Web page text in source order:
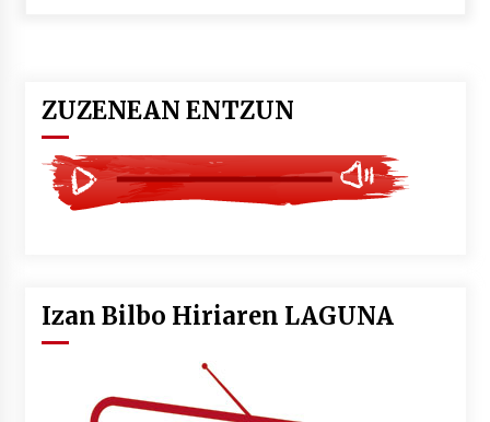
Larunbatean Plentziako Itsas Martxa ospatuko
da
2026/07/07
2026/07/07
Uribitarte40 aretoan
2026/07/03
ZUZENEAN ENTZUN
Izan Bilbo Hiriaren LAGUNA